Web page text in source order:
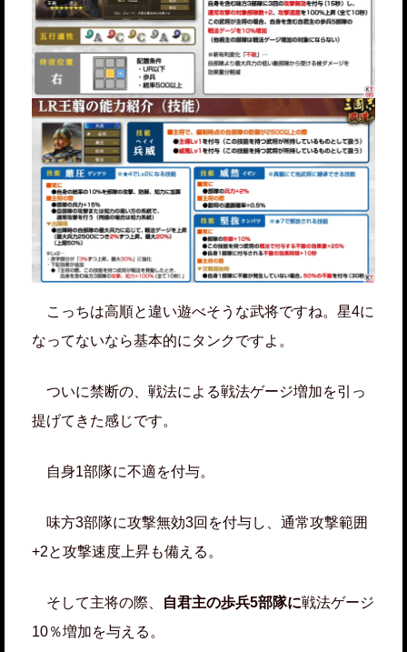
こっちは高順と違い遊べそうな武将ですね。星4に
なってないなら基本的にタンクですよ。
ついに禁断の、戦法による戦法ゲージ増加を引っ
提げてきた感じです。
自身1部隊に不適を付与。
味方3部隊に攻撃無効3回を付与し、通常攻撃範囲
+2と攻撃速度上昇も備える。
そして主将の際、 自君主の歩兵5部隊に戦法ゲージ
10％増加を与える。